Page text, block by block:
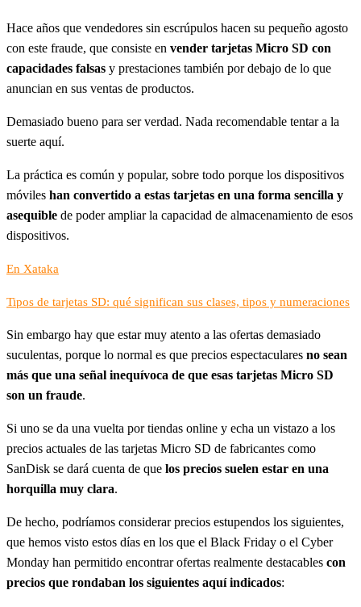
Hace años que vendedores sin escrúpulos hacen su pequeño agosto
con este fraude, que consiste en vender tarjetas Micro SD con
capacidades falsas y prestaciones también por debajo de lo que
anuncian en sus ventas de productos.
Demasiado bueno para ser verdad. Nada recomendable tentar a la
suerte aquí.
La práctica es común y popular, sobre todo porque los dispositivos
móviles han convertido a estas tarjetas en una forma sencilla y
asequible de poder ampliar la capacidad de almacenamiento de esos
dispositivos.
En Xataka
Tipos de tarjetas SD: qué significan sus clases, tipos y numeraciones
Sin embargo hay que estar muy atento a las ofertas demasiado
suculentas, porque lo normal es que precios espectaculares no sean
más que una señal inequívoca de que esas tarjetas Micro SD
son un fraude.
Si uno se da una vuelta por tiendas online y echa un vistazo a los
precios actuales de las tarjetas Micro SD de fabricantes como
SanDisk se dará cuenta de que los precios suelen estar en una
horquilla muy clara.
De hecho, podríamos considerar precios estupendos los siguientes,
que hemos visto estos días en los que el Black Friday o el Cyber
Monday han permitido encontrar ofertas realmente destacables con
precios que rondaban los siguientes aquí indicados: